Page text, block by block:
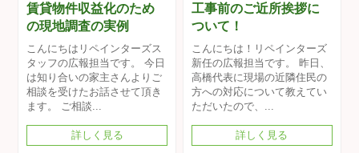
賃貸物件収益化のため
の現地調査の実例
こんにちはリペインターズス
タッフの広報担当です。 今日
は知り合いの家主さんよりご
相談を受けたお話させて頂き
ます。 ご相談...
詳しく見る
工事前のご近所挨拶に
ついて！
こんにちは！リペインターズ
新任の広報担当です。 昨日、
高橋代表に現場の近隣住民の
方への対応について教えてい
ただいたので、...
詳しく見る